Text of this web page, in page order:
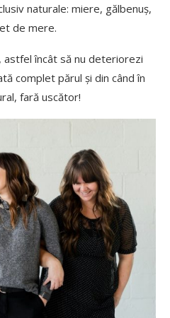
naturale: miere, gălbenuș,
de mere.
astfel încât să nu deteriorezi
complet părul și din când în
fară uscător!